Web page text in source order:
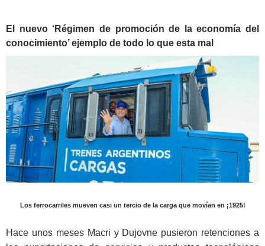
El nuevo ‘Régimen de promoción de la economía del
conocimiento’ ejemplo de todo lo que esta mal
Los ferrocarriles mueven casi un tercio de la carga que movían en ¡1925!
Hace unos meses Macri y Dujovne pusieron retenciones a